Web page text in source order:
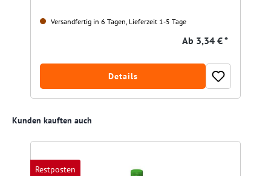
Versandfertig in 6 Tagen, Lieferzeit 1-5 Tage
Ab 3,34 € *
Details
Produktgalerie überspringen
Kunden kauften auch
Restposten